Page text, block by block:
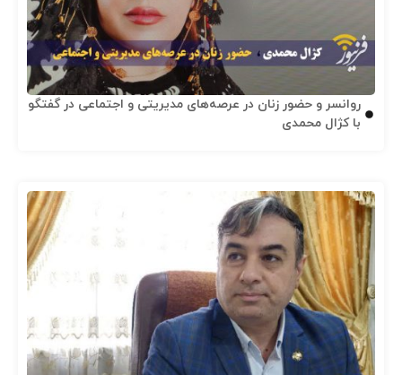
روانسر و حضور زنان در عرصه‌های مدیریتی و اجتماعی در گفتگو
با کژال محمدی